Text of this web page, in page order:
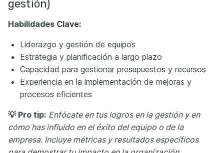
gestión)
Habilidades Clave:
Liderazgo y gestión de equipos
Estrategia y planificación a largo plazo
Capacidad para gestionar presupuestos y recursos
Experiencia en la implementación de mejoras y
procesos eficientes
💡 Pro tip: Enfócate en tus logros en la gestión y en
cómo has influido en el éxito del equipo o de la
empresa. Incluye métricas y resultados específicos